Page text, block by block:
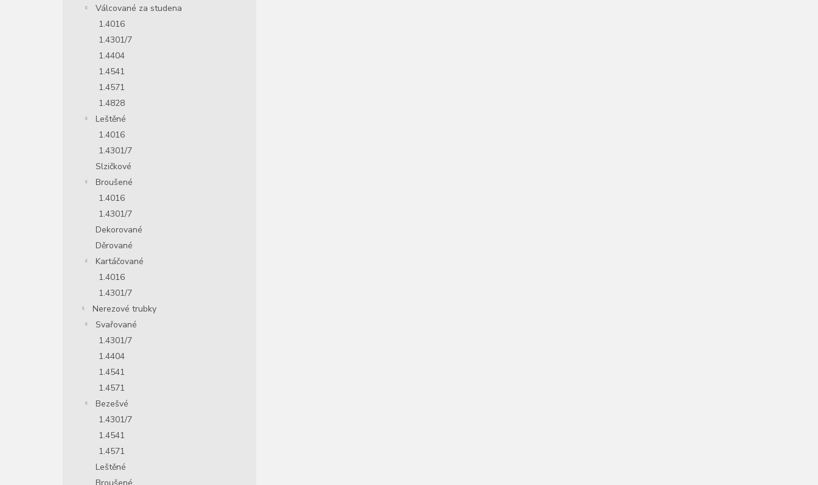
Válcované za studena
1.4016
1.4301/7
1.4404
1.4541
1.4571
1.4828
Leštěné
1.4016
1.4301/7
Slzičkové
Broušené
1.4016
1.4301/7
Dekorované
Děrované
Kartáčované
1.4016
1.4301/7
Nerezové trubky
Svařované
1.4301/7
1.4404
1.4541
1.4571
Bezešvé
1.4301/7
1.4541
1.4571
Leštěné